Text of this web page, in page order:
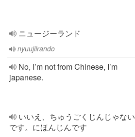
ニュージーランド
nyuujiirando
No, I’m not from Chinese, I’m
japanese.
いいえ、ちゅうごくじんじゃない
です。にほんじんです